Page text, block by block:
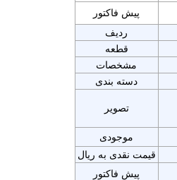
پیش فاکتور
ردیف
قطعه
مشخصات
دسته بندی
تصویر
موجودی
قیمت نقدی به ریال
پیش فاکتور